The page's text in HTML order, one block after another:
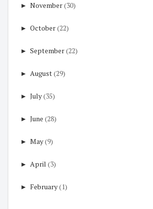
► November(30)
► October(22)
► September(22)
► August(29)
► July(35)
► June (28)
► May(9)
► April (3)
► February(1)